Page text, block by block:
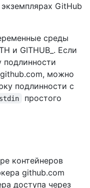
GitHub
среды
и GITHUB_. Если
подлинности
можно
подлинности с
простого
контейнеров
github.com
доступа через